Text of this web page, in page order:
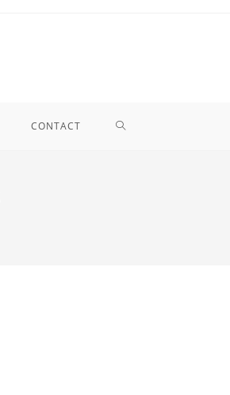
CONTACT TOGGLE